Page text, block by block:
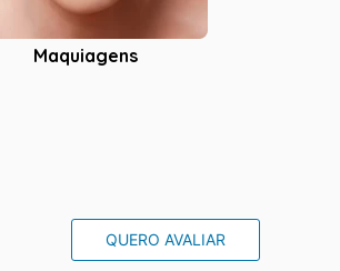
Maquiagens
QUERO AVALIAR